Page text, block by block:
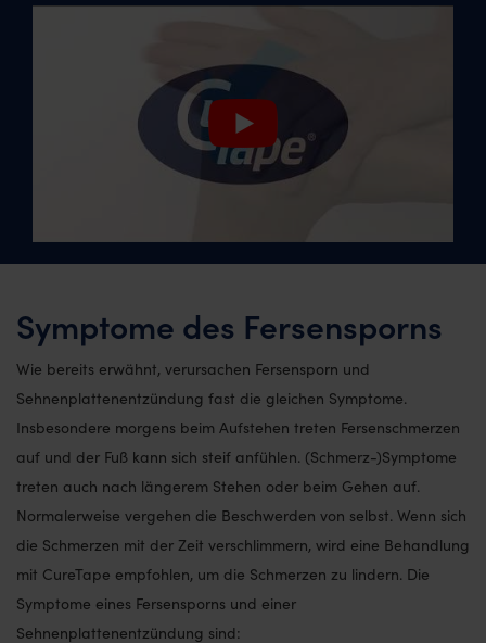
Symptome des Fersensporns
Wie bereits erwähnt, verursachen Fersensporn und
Sehnenplattenentzündung fast die gleichen Symptome.
Insbesondere morgens beim Aufstehen treten Fersenschmerzen
auf und der Fuß kann sich steif anfühlen. (Schmerz-)Symptome
treten auch nach längerem Stehen oder beim Gehen auf.
Normalerweise vergehen die Beschwerden von selbst. Wenn sich
die Schmerzen mit der Zeit verschlimmern, wird eine Behandlung
mit CureTape empfohlen, um die Schmerzen zu lindern. Die
Symptome eines Fersensporns und einer
Sehnenplattenentzündung sind: